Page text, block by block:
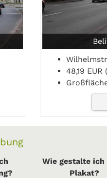
48,19 EUR
Wie gestalte ich
Plakat?